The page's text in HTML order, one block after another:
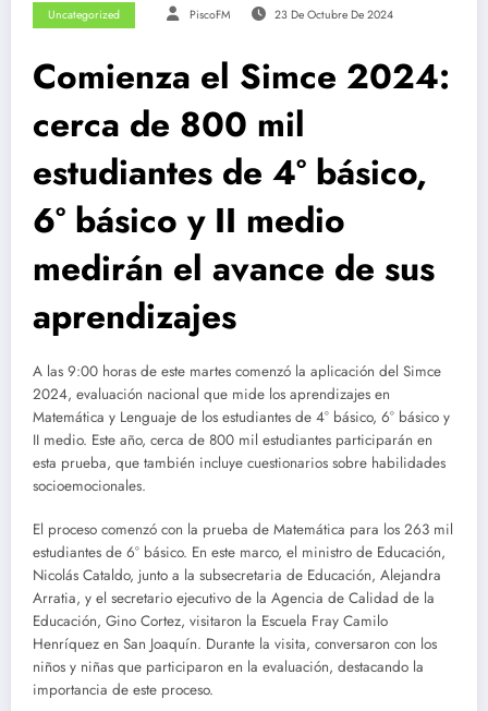
Uncategorized PiscoFM 23 De Octubre De 2024
Comienza el Simce 2024:
cerca de 800 mil
estudiantes de 4° básico,
6° básico y II medio
medirán el avance de sus
aprendizajes
A las 9:00 horas de este martes comenzó la aplicación del Simce
2024, evaluación nacional que mide los aprendizajes en
Matemática y Lenguaje de los estudiantes de 4° básico, 6° básico y
II medio. Este año, cerca de 800 mil estudiantes participarán en
esta prueba, que también incluye cuestionarios sobre habilidades
socioemocionales.
El proceso comenzó con la prueba de Matemática para los 263 mil
estudiantes de 6° básico. En este marco, el ministro de Educación,
Nicolás Cataldo, junto a la subsecretaria de Educación, Alejandra
Arratia, y el secretario ejecutivo de la Agencia de Calidad de la
Educación, Gino Cortez, visitaron la Escuela Fray Camilo
Henríquez en San Joaquín. Durante la visita, conversaron con los
niños y niñas que participaron en la evaluación, destacando la
importancia de este proceso.